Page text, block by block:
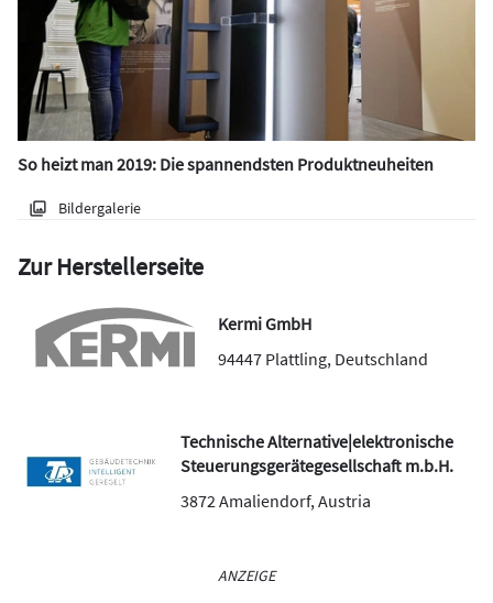
So heizt man 2019: Die spannendsten Produktneuheiten
Bildergalerie
Zur Herstellerseite
Kermi GmbH
94447 Plattling, Deutschland
Technische Alternative|elektronische
Steuerungsgerätegesellschaft m.b.H.
3872Amaliendorf,Austria
ANZEIGE